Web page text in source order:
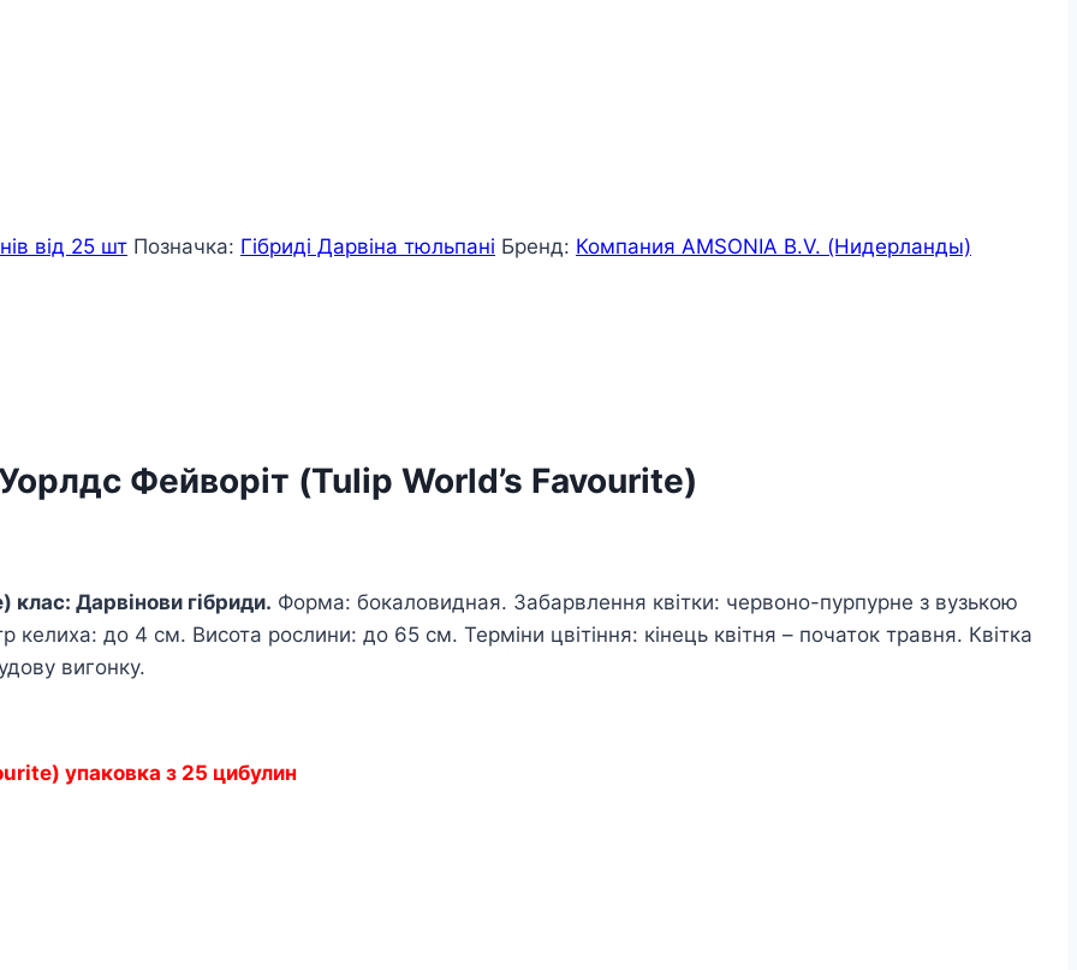
від 25 шт Позначка: Гібриді Дарвіна тюльпані Бренд: Компания AMSONIA B.V. (Нидерланды)
Фейворіт (Tulip World’s Favourite)
Дарвінови гібриди. Форма: бокаловидная. Забарвлення квітки: червоно-пурпурне з вузькою
до 4 см. Висота рослини: до 65 см. Терміни цвітіння: кінець квітня – початок травня. Квітка
вигонку.
упаковка з 25 цибулин